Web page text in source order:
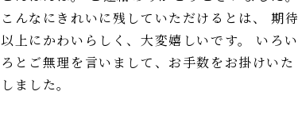
こんなにきれいに残していただけるとは、 期待
以上にかわいらしく、大変嬉しいです。 いろい
ろとご無理を言いまして、お手数をお掛けいた
しました。